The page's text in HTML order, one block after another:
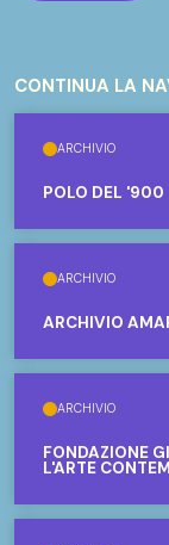
CONTINUA LA
ARCHIVIO
POLO DEL '900
ARCHIVIO
ARCHIVIO
ARCHIVIO
FONDAZIONE
L'ARTE